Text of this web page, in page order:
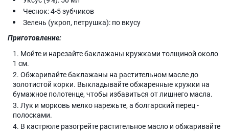
Чеснок: 4-5 зубчиков
Зелень (укроп, петрушка): по вкусу
Приготовление:
Мойте и нарезайте баклажаны кружками толщиной около
1 см.
Обжаривайте баклажаны на растительном масле до
золотистой корки. Выкладывайте обжаренные кружки на
бумажное полотенце, чтобы избавиться от лишнего масла.
Лук и морковь мелко нарежьте, а болгарский перец -
полосками.
В кастрюле разогрейте растительное масло и обжаривайте